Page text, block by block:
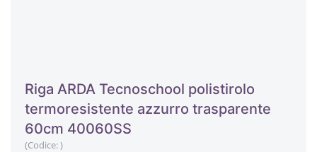
Riga ARDA Tecnoschool polistirolo
termoresistente azzurro trasparente
60cm 40060SS
(Codice:)